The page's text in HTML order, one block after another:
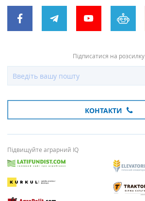
Підписатися на розсилку
КОНТАКТИ
Підвищуйте аграрний IQ